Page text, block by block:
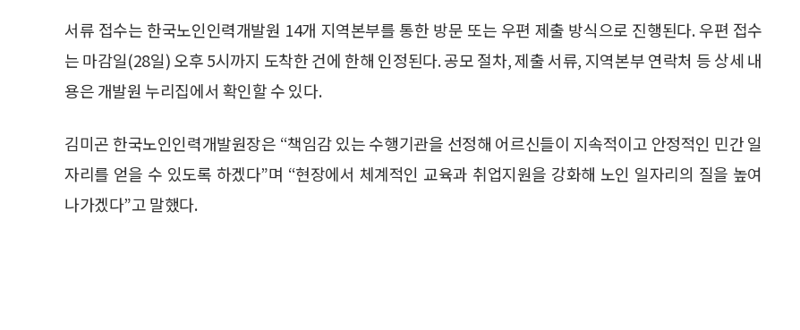
서류 접수는 한국노인인력개발원 14개 지역본부를 통한 방문 또는 우편 제출 방식으로 진행된다. 우편 접수
는 마감일(28일) 오후 5시까지 도착한 건에 한해 인정된다. 공모 절차, 제출 서류, 지역본부 연락처 등 상세 내
용은 개발원 누리집에서 확인할 수 있다.
김미곤 한국노인인력개발원장은 “책임감 있는 수행기관을 선정해 어르신들이 지속적이고 안정적인 민간 일
자리를 얻을 수 있도록 하겠다”며 “현장에서 체계적인 교육과 취업지원을 강화해 노인 일자리의 질을 높여
나가겠다”고 말했다.